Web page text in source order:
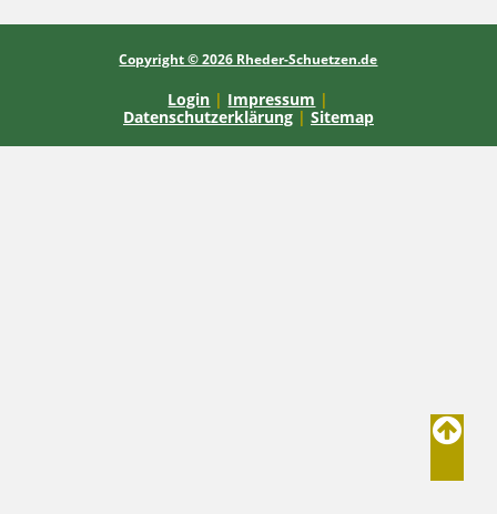
Copyright © 2026 Rheder-Schuetzen.de
Login | Impressum |
Datenschutzerklärung | Sitemap